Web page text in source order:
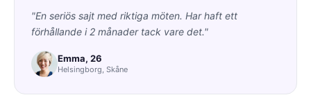
"En seriös sajt med riktiga möten. Har haft ett
förhållande i 2 månader tack vare det."
Emma, 26
Helsingborg, Skåne